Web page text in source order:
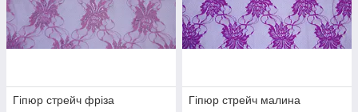
Гіпюр стрейч фріза
Гіпюр стрейч малина